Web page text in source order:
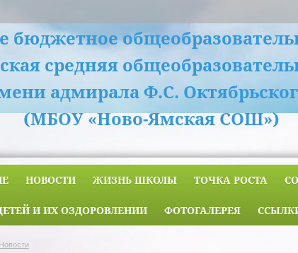
бюджетное
средняя
адмирала Ф.С.
(МБОУ «Ново-Ямская СОШ»)
НОВОСТИ ЖИЗНЬ ШКОЛЫ ТОЧКА РОСТА
И ИХ ОЗДОРОВЛЕНИИ ФОТОГАЛЕРЕЯ
Новости